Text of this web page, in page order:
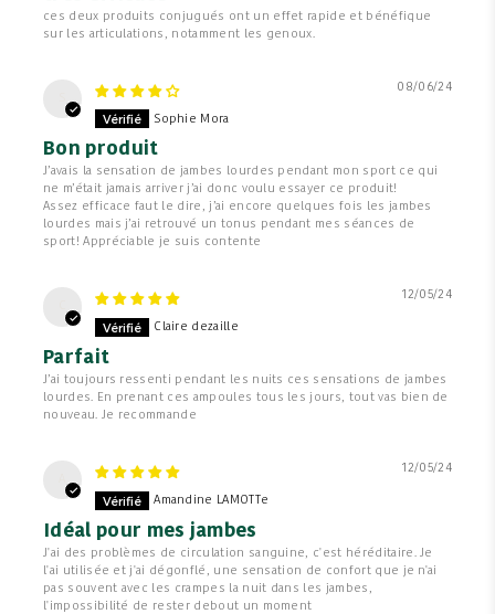
ces deux produits conjugués ont un effet rapide et bénéfique
sur les articulations, notamment les genoux.
08/06/24
Sophie Mora
Bon produit
J’avais la sensation de jambes lourdes pendant mon sport ce qui
ne m’était jamais arriver j’ai donc voulu essayer ce produit!
Assez efficace faut le dire, j’ai encore quelques fois les jambes
lourdes mais j’ai retrouvé un tonus pendant mes séances de
sport! Appréciable je suis contente
12/05/24
Claire dezaille
Parfait
J’ai toujours ressenti pendant les nuits ces sensations de jambes
lourdes. En prenant ces ampoules tous les jours, tout vas bien de
nouveau. Je recommande
12/05/24
Amandine LAMOTTe
Idéal pour mes jambes
J'ai des problèmes de circulation sanguine, c'est héréditaire. Je
l'ai utilisée et j'ai dégonflé, une sensation de confort que je n'ai
pas souvent avec les crampes la nuit dans les jambes,
l'impossibilité de rester debout un moment